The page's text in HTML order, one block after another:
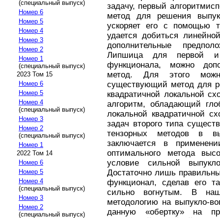
(специальный выпуск)
Номер 6
Номер 5
Номер 4
Номер 3
Номер 2
Номер 1
(специальный выпуск)
2023 Том 15
Номер 6
Номер 5
Номер 4
(специальный выпуск)
Номер 3
Номер 2
(специальный выпуск)
Номер 1
2022 Том 14
Номер 6
Номер 5
Номер 4
(специальный выпуск)
Номер 3
Номер 2
(специальный выпуск)
задачу, первый
метод для решения
ускоряет его с помощью
удается добиться
дополнительные
Липшица для первой и
функционала, можно
метод. Для этого
существующий метод для
квадратичной локальной
алгоритм, обладающий
локальной квадратичной
задач второго типа
тензорных методов в
заключается в
оптимального метода
условие сильной
Достаточно лишь
функционал, сделав его
сильно вогнутым. В
методологию на выпукло-
данную «обертку» на